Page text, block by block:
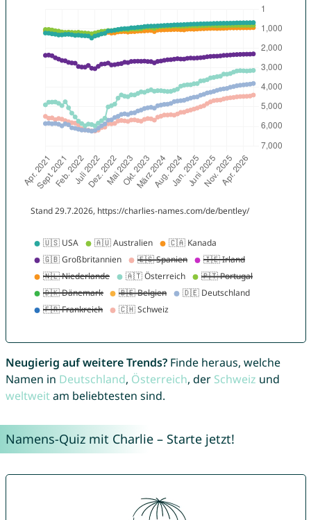
Neugierig auf weitere Trends?Finde heraus, welche
Namen in Deutschland, Österreich, der Schweiz und
weltweitam beliebtesten sind.
Namens-Quiz mit Charlie – Starte jetzt!